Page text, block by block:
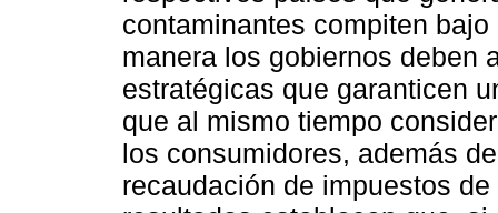
contaminantes compiten
manera los gobiernos deben
estratégicas que garanticen
que al mismo tiempo
los consumidores, además
recaudación de impuestos